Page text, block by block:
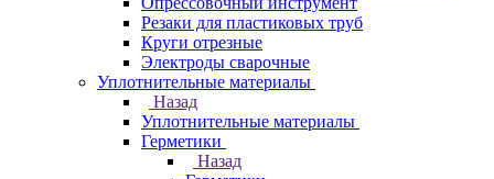
Резаки для пластиковых труб
Круги отрезные
Электроды сварочные
Уплотнительные материалы
Назад
Уплотнительные материалы
Герметики
Назад